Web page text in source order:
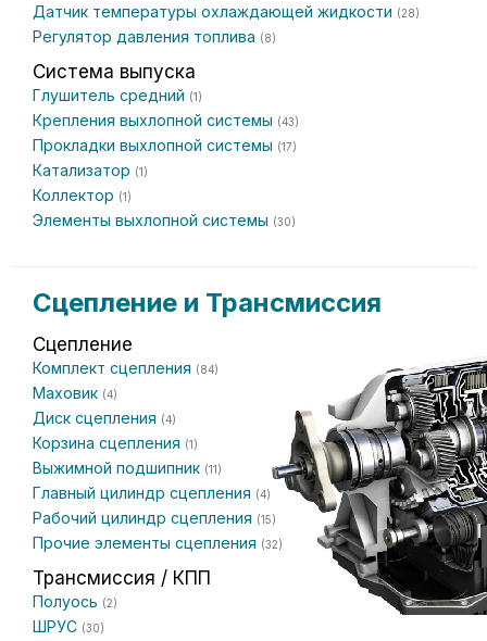
Датчик температуры охлаждающей жидкости (28)
Регулятор давления топлива (8)
Система выпуска
Глушитель средний (1)
Крепления выхлопной системы (43)
Прокладки выхлопной системы (17)
Катализатор (1)
Коллектор (1)
Элементы выхлопной системы (30)
Сцепление и Трансмиссия
Сцепление
Комплект сцепления (84)
Маховик (4)
Диск сцепления (4)
Корзина сцепления (1)
Выжимной подшипник (11)
Главный цилиндр сцепления (4)
Рабочий цилиндр сцепления (15)
Прочие элементы сцепления (32)
Трансмиссия / КПП
Полуось (2)
ШРУС (30)